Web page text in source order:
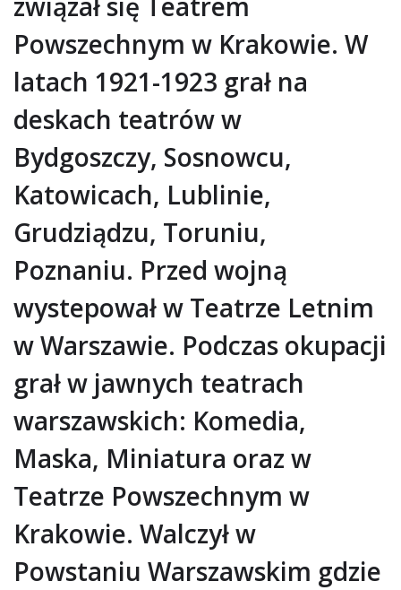
Powszechnym w Krakowie. W
latach 1921-1923 grał na
deskach teatrów w
Bydgoszczy, Sosnowcu,
Katowicach, Lublinie,
Grudziądzu, Toruniu,
Poznaniu. Przed wojną
wystepował w Teatrze Letnim
w Warszawie. Podczas okupacji
grał w jawnych teatrach
warszawskich: Komedia,
Maska, Miniatura oraz w
Teatrze Powszechnym w
Krakowie. Walczył w
Powstaniu Warszawskim gdzie